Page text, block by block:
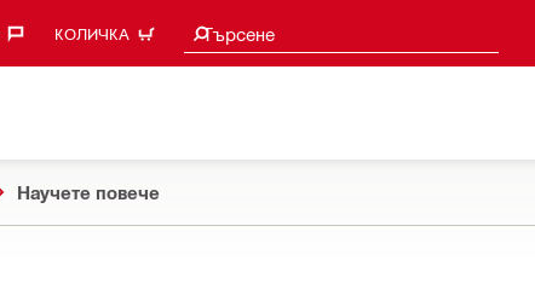
КОЛИЧКА Търсене
Търси предложения
Научете повече